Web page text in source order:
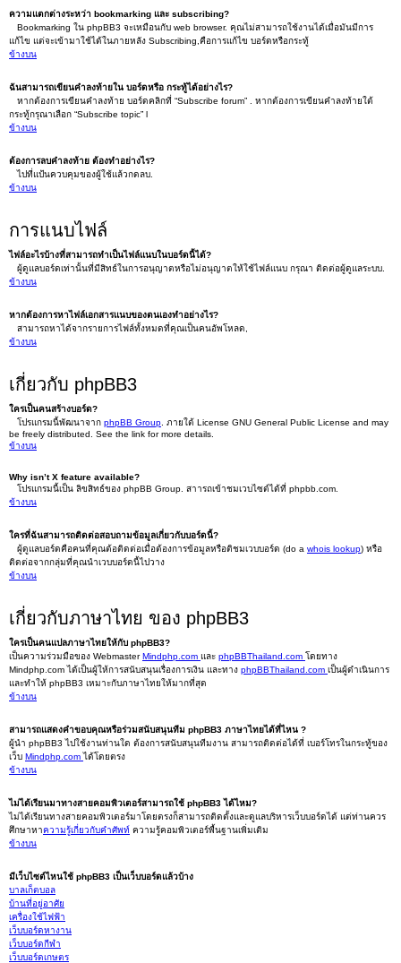
ความแตกต่างระหว่า bookmarking และ subscribing?
Bookmarking ใน phpBB3 จะเหมือนกับ web browser. คุณไม่สามารถใช้งานได้เมื่อมันมีการ
แก้ไข แต่จะเข้ามาใช้ได้ในภายหลัง Subscribing,คือการแก้ไข บอร์ดหรือกระทู้
ข้างบน
ฉันสามารถเขียนคำลงท้ายใน บอร์ดหรือ กระทู้ได้อย่างไร?
หากต้องการเขียนคำลงท้าย บอร์ดคลิกที่ “Subscribe forum” . หากต้องการเขียนคำลงท้ายใต้
กระทู้กรุณาเลือก “Subscribe topic” l
ข้างบน
ต้องการลบคำลงท้าย ต้องทำอย่างไร?
ไปที่แป้นควบคุมของผู้ใช้แล้วกดลบ.
ข้างบน
การแนบไฟล์
ไฟล์อะไรบ้างที่สามารถทำเป็นไฟล์แนบในบอร์ดนี้ได้?
ผู้ดูแลบอร์ดเท่านั้นที่มีสิทธ์ในการอนุญาตหรือไม่อนุญาตให้ใช้ไฟล์แนบ กรุณา ติดต่อผู้ดูแลระบบ.
ข้างบน
หากต้องการหาไฟล์เอกสารแนบของตนเองทำอย่างไร?
สามารถหาได้จากรายการไฟล์ทั้งหมดที่คุณเป็นคนอัพโหลด,
ข้างบน
เกี่ยวกับ phpBB3
ใครเป็นคนสร้างบอร์ด?
โปรแกรมนี้พัฒนาจาก phpBB Group . ภายใต้ License GNU General Public License and may
be freely distributed. See the link for more details.
ข้างบน
Why isn’t X feature available?
โปรแกรมนี้เป็น ลิขสิทธ์ของ phpBB Group. สาารถเข้าชมเวบไซต์ได้ที่ phpbb.com.
ข้างบน
ใครที่ฉันสามารถติดต่อสอบถามข้อมูลเกี่ยวกับบอร์ดนี้?
ผู้ดูแลบอร์ดคือคนที่คุณต้อติดต่อเมื่อต้องการข้อมูลหรือติชมเวบบอร์ด (do a whois lookup) หรือ
ติดต่อจากกลุ่มที่คุณนำเวบบอร์ดนี้ไปวาง
ข้างบน
เกี่ยวกับภาษาไทย ของ phpBB3
ใครเป็นคนแปลภาษาไทยให้กับ phpBB3?
เป็นความร่วมมือของ WebmasterMindphp.com และ phpBBThailand.com โดยทาง
Mindphp.com ได้เป็นผู้ให้การสนับสนุนเรื่องการเงิน และทาง phpBBThailand.com เป็นผู้ดำเนินการ
และทำให้ phpBB3 เหมาะกับภาษาไทยให้มากที่สุด
ข้างบน
สามารถแสดงคำขอบคุณหรือร่วมสนับสนุนทีม phpBB3 ภาษาไทยได้ที่ไหน ?
ผู้นำ phpBB3 ไปใช้งานท่านใด ต้องการสนับสนุนทีมงาน สามารถติดต่อได้ที่ เบอร์โทรในกระทู้ของ
เว็บ Mindphp.comได้โดยตรง
ข้างบน
ไม่ได้เรียนมาทางสายคอมพิวเตอร์สามารถใช้ phpBB3 ได้ไหม?
ไม่ได้เรียนทางสายคอมพิวเตอร์มาโดยตรงก็สามารถติดตั้งและดูแลบริหารเว็บบอร์ดได้ แต่ท่านควร
ศึกษาหาความรู้เกี่ยวกับคำศัพท์ ความรู้คอมพิวเตอร์พื้นฐานเพิ่มเติม
ข้างบน
มีเว็บไซต์ไหนใช้ phpBB3 เป็นเว็บบอร์ดแล้วบ้าง
บาลเก็ตบอล
บ้านที่อยู่อาศัย
เครื่องใช้ไฟฟ้า
เว็บบอร์ดหางาน
เว็บบอร์ดกีฬา
เว็บบอร์ดเกษตร